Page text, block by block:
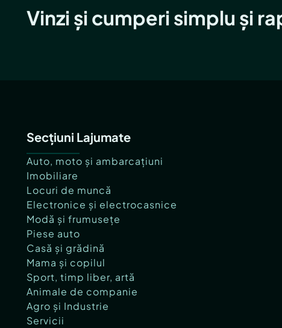
Vinzi și cumperi simplu și
Secțiuni Lajumate
Auto, moto și ambarcațiuni
Imobiliare
Locuri de muncă
Electronice și electrocasnice
Modă și frumusețe
Piese auto
Casă și grădină
Mama și copilul
Sport, timp liber, artă
Animale de companie
Agro și Industrie
Servicii